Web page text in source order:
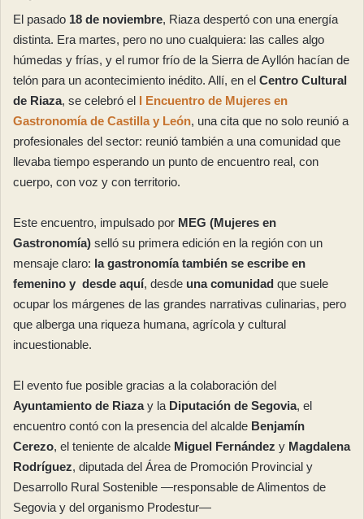
El pasado 18 de noviembre, Riaza despertó con una energía
distinta. Era martes, pero no uno cualquiera: las calles algo
húmedas y frías, y el rumor frío de la Sierra de Ayllón hacían de
telón para un acontecimiento inédito. Allí, en el Centro Cultural
de Riaza, se celebró el I Encuentro de Mujeres en
Gastronomía de Castilla y León, una cita que no solo reunió a
profesionales del sector: reunió también a una comunidad que
llevaba tiempo esperando un punto de encuentro real, con
cuerpo, con voz y con territorio.
Este encuentro, impulsado por MEG (Mujeres en
Gastronomía) selló su primera edición en la región con un
mensaje claro: la gastronomía también se escribe en
femenino y desde aquí, desde una comunidad que suele
ocupar los márgenes de las grandes narrativas culinarias, pero
que alberga una riqueza humana, agrícola y cultural
incuestionable.
El evento fue posible gracias a la colaboración del
Ayuntamiento de Riazay la Diputación de Segovia, el
encuentro contó con la presencia del alcalde Benjamín
Cerezo, el teniente de alcalde Miguel Fernández y Magdalena
Rodríguez, diputada del Área de Promoción Provincial y
Desarrollo Rural Sostenible —responsable de Alimentos de
Segovia y del organismo Prodestur—